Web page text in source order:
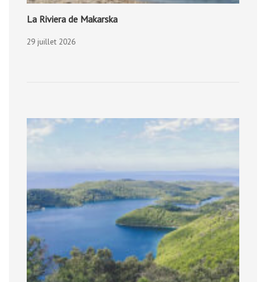
La Riviera de Makarska
29 juillet 2026